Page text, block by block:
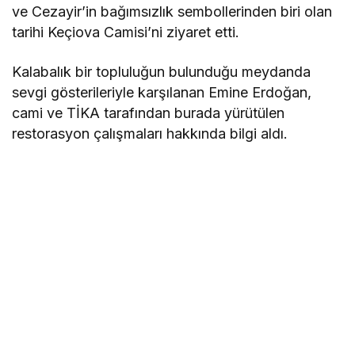
ve Cezayir’in bağımsızlık sembollerinden biri olan
tarihi Keçiova Camisi’ni ziyaret etti.
Kalabalık bir topluluğun bulunduğu meydanda
sevgi gösterileriyle karşılanan Emine Erdoğan,
cami ve TİKA tarafından burada yürütülen
restorasyon çalışmaları hakkında bilgi aldı.